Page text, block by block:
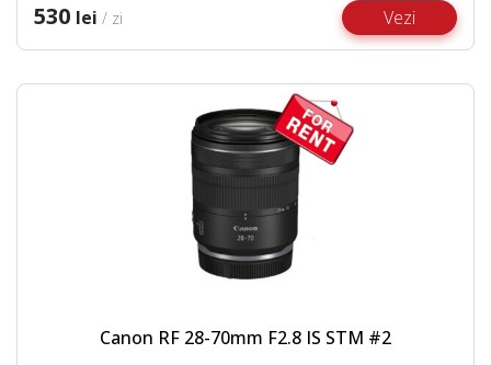
530 lei / zi Vezi
Canon RF 28-70mm F2.8 IS STM #2